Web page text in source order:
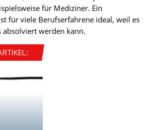
für Mediziner. Ein
für viele Berufserfahrene ideal, weil es
absolviert werden kann.